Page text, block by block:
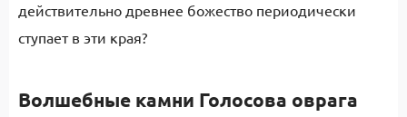
действительно древнее божество периодически
ступает в эти края?
Волшебные камни Голосова оврага